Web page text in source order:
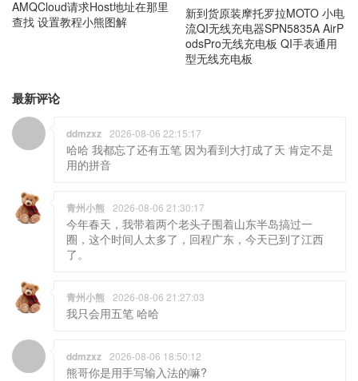
AMQCloud请求Host地址在那里
查找 设置教程小熊图解
新到货原装摩托罗拉MOTO 小电
流QI无线充电器SPN5835A AirP
odsPro无线充电板 QI手表通用
型无线充电板
最新评论
ddmzxz 2026-08-06 22:15:17
哈哈 我都忘了还有五笔 因为看到大打成了天 肯定不是
用的拼音
青州小熊 2026-08-06 21:30:17
今年春天，我带着两个老头子围着山东半岛搞过一
圈，这个时间人太多了，回程广东，今天已到了江西
了。
青州小熊 2026-08-06 21:27:03
我只会用五笔 哈哈
ddmzxz 2026-08-06 18:50:12
熊哥你是用手写输入法的嘛?